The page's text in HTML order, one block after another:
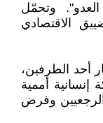
وتحمّل
الاقتصادي
أحد الطرفين،
أممية
وفرض